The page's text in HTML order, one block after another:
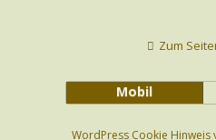
Zum
Mobil
WordPress Cookie Hinweis